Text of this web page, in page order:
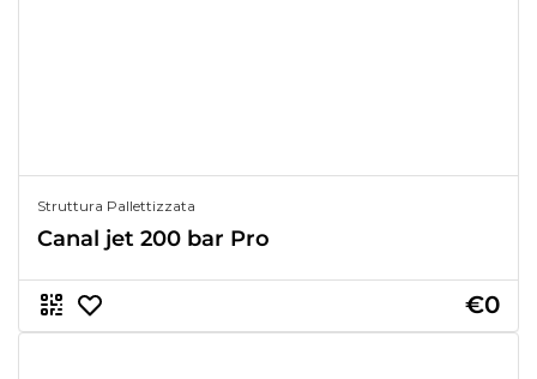
Struttura Pallettizzata
Canal jet 200 bar Pro
€0